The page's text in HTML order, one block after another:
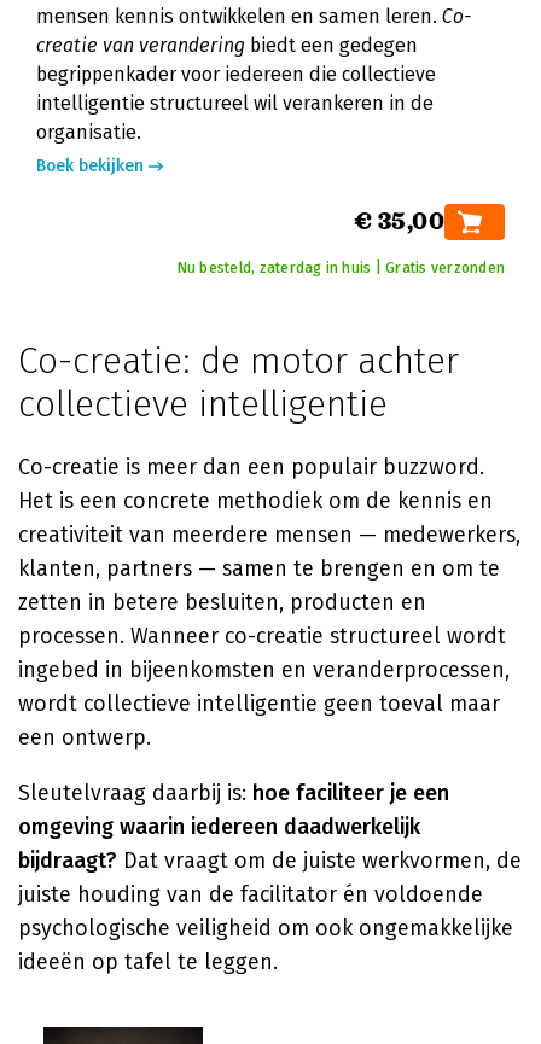
mensen kennis ontwikkelen en samen leren. Co-
creatie van verandering biedt een gedegen
begrippenkader voor iedereen die collectieve
intelligentie structureel wil verankeren in de
organisatie.
Boek bekijken
€ 35,00
Nu besteld, zaterdag in huis | Gratis verzonden
Co-creatie: de motor achter
collectieve intelligentie
Co-creatie is meer dan een populair buzzword.
Het is een concrete methodiek om de kennis en
creativiteit van meerdere mensen — medewerkers,
klanten, partners — samen te brengen en om te
zetten in betere besluiten, producten en
processen. Wanneer co-creatie structureel wordt
ingebed in bijeenkomsten en veranderprocessen,
wordt collectieve intelligentie geen toeval maar
een ontwerp.
Sleutelvraag daarbij is: hoe faciliteer je een
omgeving waarin iedereen daadwerkelijk
bijdraagt? Dat vraagt om de juiste werkvormen, de
juiste houding van de facilitator én voldoende
psychologische veiligheid om ook ongemakkelijke
ideeën op tafel te leggen.